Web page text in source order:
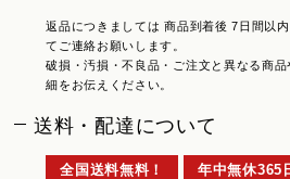
返品につきましては 商品到着後 7日間以
てご連絡お願いします。
破損・汚損・不良品・ご注文と異なる商
細をお伝えください。
送料・配達について
全国送料無料！ 年中無休365